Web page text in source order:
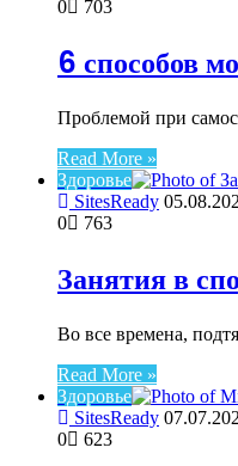
0
703
6 способов
Проблемой при
Read More »
Здоровье
SitesReady
0
763
Занятия в
Во все времена,
Read More »
Здоровье
SitesReady
0
623